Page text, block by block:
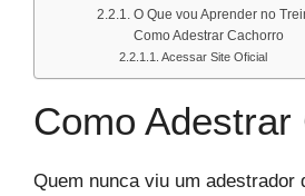
O Que vou Aprender no
Como Adestrar Cachorro
Acessar Site Oficial
Como Adestrar
Quem nunca viu um adestrador